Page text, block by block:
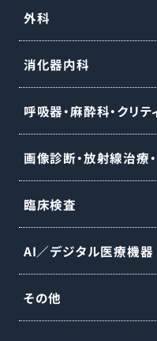
外科
消化器内科
呼吸器・麻酔科・クリ
画像診断・放射線治療
臨床検査
AI／デジタル医療機器
その他